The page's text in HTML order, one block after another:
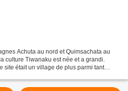
Achuta au nord et Quimsachata au
culture Tiwanaku est née et a grandi.
site était un village de plus parmi tant